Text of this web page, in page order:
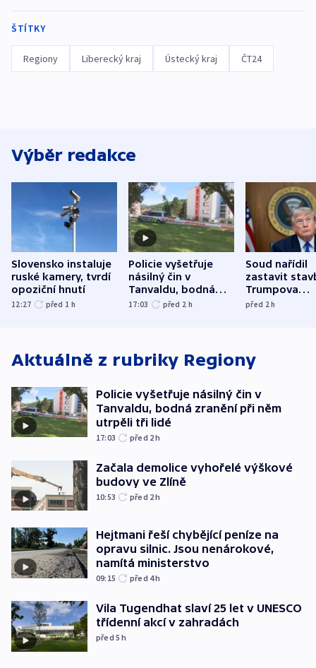
ŠTÍTKY
Regiony Liberecký kraj Ústecký kraj ČT24
Výběr redakce
Slovensko instaluje
ruské kamery, tvrdí
opoziční hnutí
12:27 před 1 h
Policie vyšetřuje
násilný čin v
Tanvaldu, bodná
zranění při něm
17:03 před 2 h
Soud nařídil
zastavit
Trumpova
tanečního
před 2h
Aktuálně z rubriky Regiony
Policie vyšetřuje násilný čin v
Tanvaldu, bodná zranění při něm
utrpěli tři lidé
17:03 před 2h
Začala demolice vyhořelé výškové
budovy ve Zlíně
10:53 před 2h
Hejtmani řeší chybějící peníze na
opravu silnic. Jsou nenárokové,
namítá ministerstvo
09:15 před 4h
Vila Tugendhat slaví 25 let v UNESCO
třídenní akcí v zahradách
před 5h